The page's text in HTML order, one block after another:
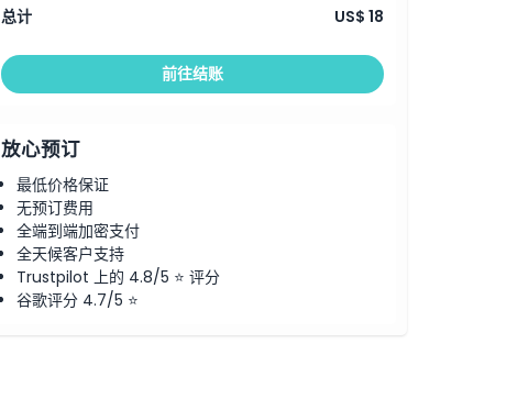
总计
US$ 18
前往结账
放心预订
最低价格保证
无预订费用
全端到端加密支付
全天候客户支持
Trustpilot 上的 4.8/5 ⭐ 评分
谷歌评分 4.7/5 ⭐